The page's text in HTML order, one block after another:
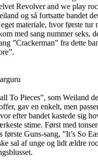
Revolver and we play
og så fortsatte bandet
materiale, hvor første tur
med sang nummer seks,
”Crackerman” fra dette
To Pieces”, som Weiland
gav en enkelt, men
efter bandet kastede sig
stime. Først med
første Guns-sang, ”It’s So
sal af unge og lidt ældre